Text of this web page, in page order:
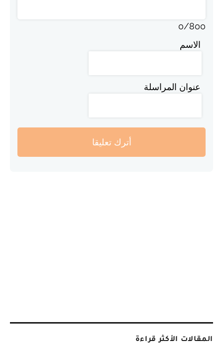
0/800
الاسم
عنوان المراسلة
أترك تعليقا
المقالات الأكثر قراءة